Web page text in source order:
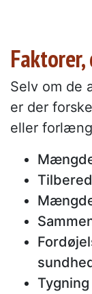
Selv om de
er der
eller